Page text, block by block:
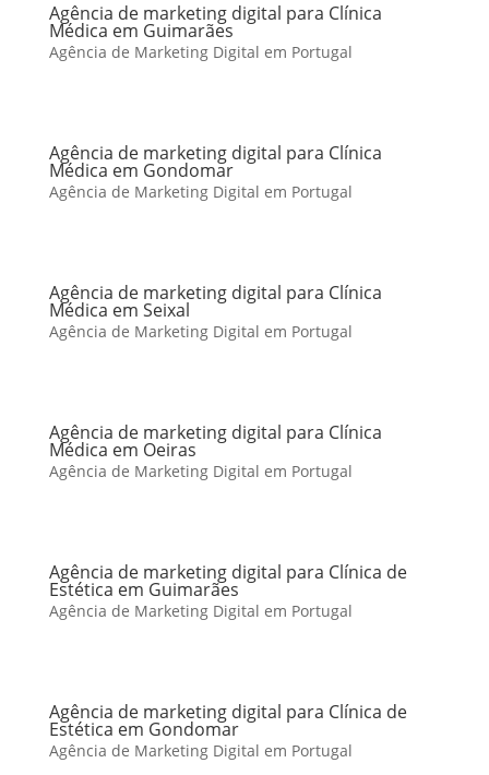
Agência de marketing digital para Clínica
Médica em Guimarães
Agência de Marketing Digital em Portugal
Agência de marketing digital para Clínica
Médica em Gondomar
Agência de Marketing Digital em Portugal
Agência de marketing digital para Clínica
Médica em Seixal
Agência de Marketing Digital em Portugal
Agência de marketing digital para Clínica
Médica em Oeiras
Agência de Marketing Digital em Portugal
Agência de marketing digital para Clínica de
Estética em Guimarães
Agência de Marketing Digital em Portugal
Agência de marketing digital para Clínica de
Estética em Gondomar
Agência de Marketing Digital em Portugal